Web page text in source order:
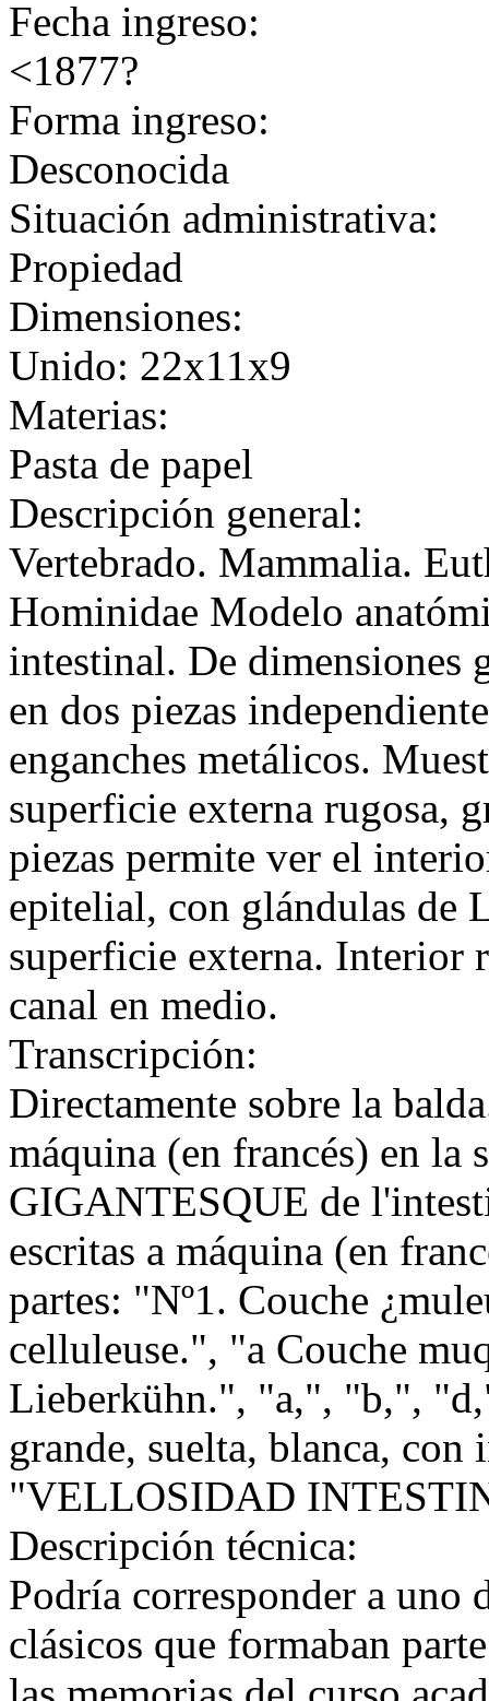
Fecha ingreso:
<1877?
Forma ingreso:
Desconocida
Situación administrativa:
Propiedad
Dimensiones:
Unido: 22x11x9
Materias:
Pasta de papel
Descripción general:
Vertebrado. Mammalia.
Hominidae Modelo
intestinal. De dimensiones
en dos piezas
enganches metálicos.
superficie externa rugosa,
piezas permite ver el
epitelial, con glándulas de
superficie externa. Interior
canal en medio.
Transcripción:
Directamente sobre la
máquina (en francés) en
GIGANTESQUE de
escritas a máquina (en
partes: "Nº1. Couche
celluleuse.", "a Couche
Lieberkühn.", "a,", "b,",
grande, suelta, blanca,
"VELLOSIDAD
Descripción técnica:
Podría corresponder a uno
clásicos que formaban